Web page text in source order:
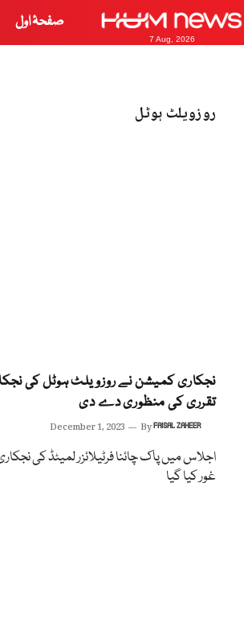
7 Aug, 2026
صفحۂ اول
روزویلٹ ہوٹل
نجکاری کمیشن نے روزویلٹ ہوٹل کی
تقرری کی منظوری دے دی
December 1, 2023 ByFAISAL ZAHEER
اجلاس میں پاک چائنا فرٹیلائزر لمیٹڈ کی
غور کیا گیا